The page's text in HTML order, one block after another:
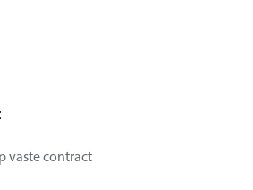
vaste contract